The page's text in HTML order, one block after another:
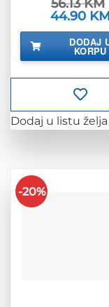
56.13KM
Izvorna
cijena
bila
56.13 KM.
44.90 KM
DODAJ
KORPU
Dodaj u listu želja
-20%